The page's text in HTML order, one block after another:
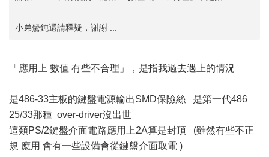
小弟駑鈍還請釋疑，謝謝 ...
「應用上 數值 有些不合理」，是指我過去遇上的情況
是486-33主板的鍵盤電源輸出SMD保險絲 是第一代486
25/33那種 over-driver沒出世
這類PS/2鍵盤介面電路應用上2A算是封頂 (雖然有些不正
規 應用 會有一些設備會從鍵盤介面取電 )